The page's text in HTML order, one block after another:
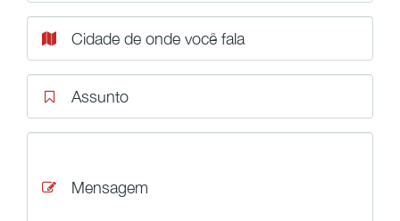
Cidade de onde você fala
Assunto
Mensagem